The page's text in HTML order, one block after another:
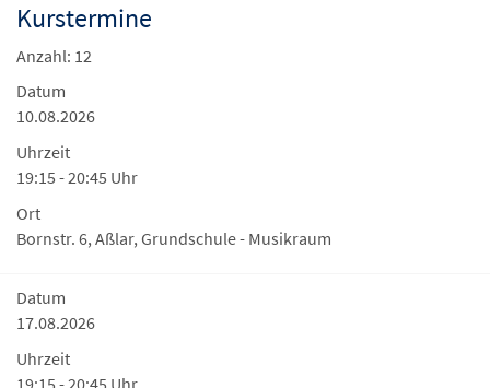
Kurstermine
Anzahl: 12
Datum
10.08.2026
Uhrzeit
19:15 - 20:45 Uhr
Ort
Bornstr. 6, Aßlar, Grundschule - Musikraum
Datum
17.08.2026
Uhrzeit